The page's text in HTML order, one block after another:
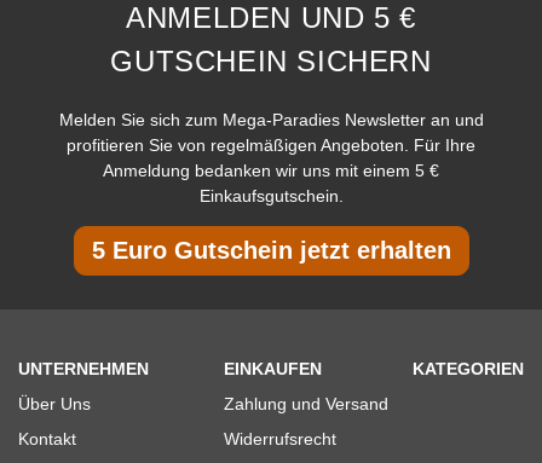
ANMELDEN UND 5 €
GUTSCHEIN SICHERN
Melden Sie sich zum Mega-Paradies Newsletter an und
profitieren Sie von regelmäßigen Angeboten. Für Ihre
Anmeldung bedanken wir uns mit einem 5 €
Einkaufsgutschein.
5 Euro Gutschein jetzt erhalten
UNTERNEHMEN
Über Uns
Kontakt
EINKAUFEN
Zahlung und Versand
Widerrufsrecht
KATEGORIEN